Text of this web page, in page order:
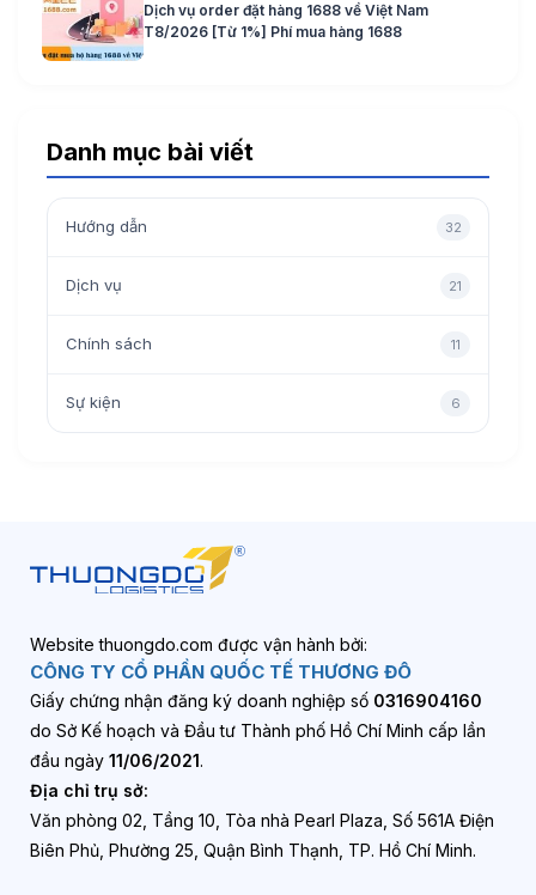
Dịch vụ order đặt hàng 1688 về Việt Nam
T8/2026 [Từ 1%] Phí mua hàng 1688
Danh mục bài viết
Hướng dẫn 32
Dịch vụ 21
Chính sách 11
Sự kiện 6
Website thuongdo.com được vận hành bởi:
CÔNG TY CỔ PHẦN QUỐC TẾ THƯƠNG ĐÔ
Giấy chứng nhận đăng ký doanh nghiệp số 0316904160
do Sở Kế hoạch và Đầu tư Thành phố Hồ Chí Minh cấp lần
đầu ngày 11/06/2021.
Địa chỉ trụ sở:
Văn phòng 02, Tầng 10, Tòa nhà Pearl Plaza, Số 561A Điện
Biên Phủ, Phường 25, Quận Bình Thạnh, TP. Hồ Chí Minh.